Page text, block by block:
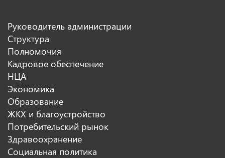
Руководитель администрации
Структура
Полномочия
Кадровое обеспечение
НЦА
Экономика
Образование
ЖКХ и благоустройство
Потребительский рынок
Здравоохранение
Социальная политика